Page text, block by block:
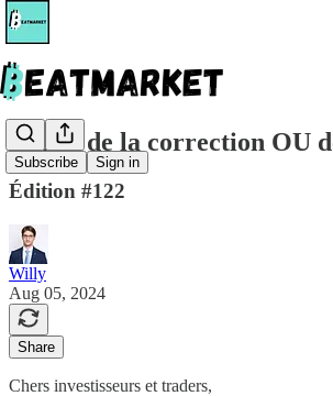
Subscribe Sign in
🧩 Fin de la correction OU
Édition #122
Willy
Aug 05, 2024
Share
Chers investisseurs et traders,